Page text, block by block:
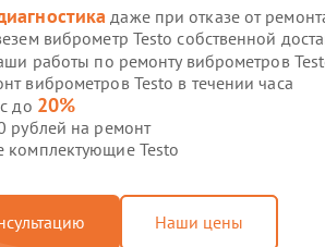
даже при отказе от
виброметр Testo собственной
работы по ремонту виброметров
виброметров Testo в течении часа
до 20%
рублей на ремонт
комплектующие Testo
Наши цены